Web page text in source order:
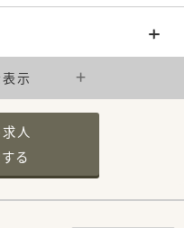
示
人
る